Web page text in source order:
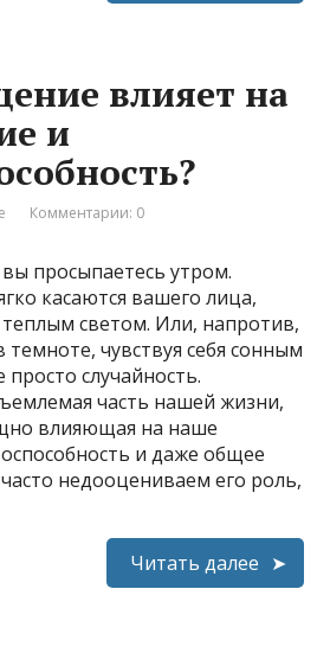
влияет на
и
Комментарии: 0
просыпаетесь утром.
касаются вашего лица,
светом. Или, напротив,
чувствуя себя сонным
случайность.
часть нашей жизни,
влияющая на наше
и даже общее
недооцениваем его роль,
Читать далее